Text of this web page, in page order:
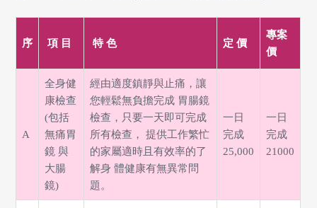
序 項 目 特 色 定 價
專案
價
A
全身健
康檢查
(包括
無痛胃
鏡 與
大腸
鏡)
經由適度鎮靜與止痛，讓
您輕鬆無負擔完成 胃腸鏡
檢查，只要一天即可完成
所有檢查， 提供工作繁忙
的家屬適時且有效率的了
解身 體健康有無異常問
題。
一日
完成
25,000
一日
完成
21000